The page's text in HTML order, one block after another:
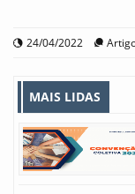
24/04/2022
MAIS LIDAS